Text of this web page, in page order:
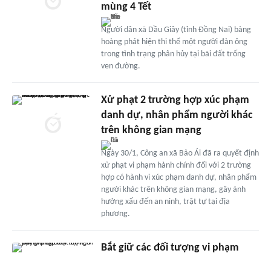
mùng 4 Tết
Người dân xã Dầu Giây (tỉnh Đồng Nai) bàng
hoàng phát hiện thi thể một người đàn ông
trong tình trạng phân hủy tại bãi đất trống
ven đường.
Xử phạt 2 trường hợp xúc phạm
danh dự, nhân phẩm người khác
trên không gian mạng
Ngày 30/1, Công an xã Bảo Ái đã ra quyết định
xử phạt vi phạm hành chính đối với 2 trường
hợp có hành vi xúc phạm danh dự, nhân phẩm
người khác trên không gian mạng, gây ảnh
hưởng xấu đến an ninh, trật tự tại địa
phương.
Bắt giữ các đối tượng vi phạm